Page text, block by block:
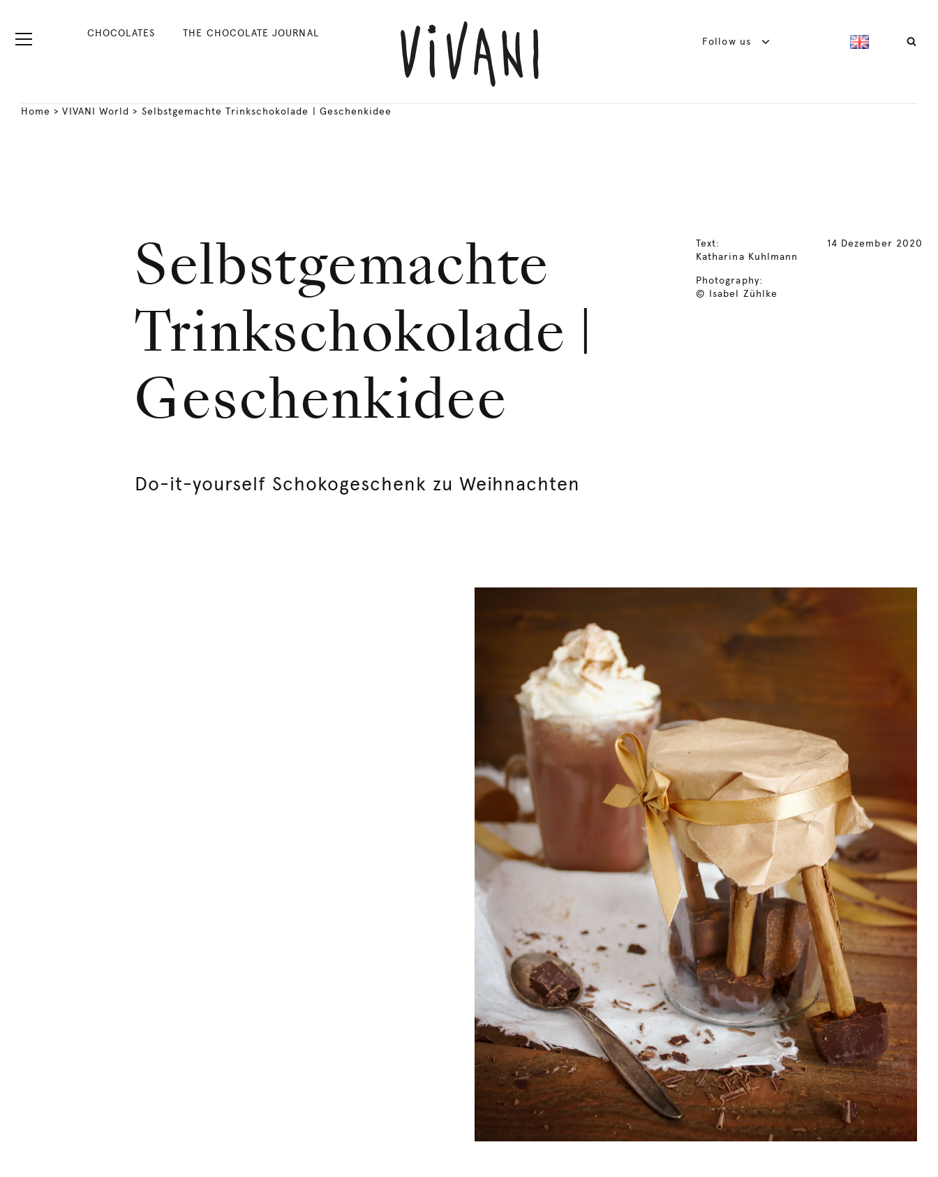
CHOCOLATES THE CHOCOLATE JOURNAL
Follow us
Home >VIVANI World > Selbstgemachte Trinkschokolade | Geschenkidee
Selbstgemachte
Trinkschokolade |
Geschenkidee
Do-it-yourself Schokogeschenk zu Weihnachten
Text:
Katharina Kuhlmann
Photography:
© Isabel Zühlke
14 Dezember 2020